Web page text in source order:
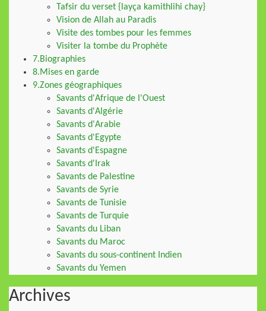
Tafsir du verset {layça kamithlihi chay}
Vision de Allah au Paradis
Visite des tombes pour les femmes
Visiter la tombe du Prophète
7.Biographies
8.Mises en garde
9.Zones géographiques
Savants d'Afrique de l'Ouest
Savants d'Algérie
Savants d'Arabie
Savants d'Egypte
Savants d'Espagne
Savants d'Irak
Savants de Palestine
Savants de Syrie
Savants de Tunisie
Savants de Turquie
Savants du Liban
Savants du Maroc
Savants du sous-continent Indien
Savants du Yemen
Archives